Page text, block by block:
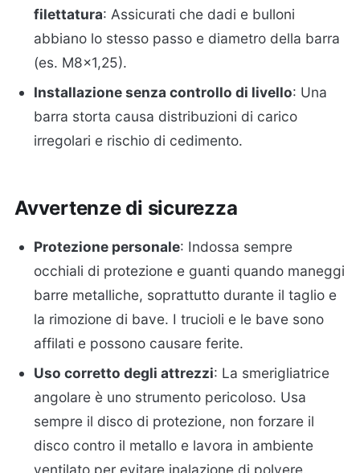
filettatura: Assicurati che dadi e bulloni
abbiano lo stesso passo e diametro della barra
(es. M8x1,25).
Installazione senza controllo di livello: Una
barra storta causa distribuzioni di carico
irregolari e rischio di cedimento.
Avvertenze di sicurezza
Protezione personale: Indossa sempre
occhiali di protezione e guanti quando maneggi
barre metalliche, soprattutto durante il taglio e
la rimozione di bave. I trucioli e le bave sono
affilati e possono causare ferite.
Uso corretto degli attrezzi: La smerigliatrice
angolare è uno strumento pericoloso. Usa
sempre il disco di protezione, non forzare il
disco contro il metallo e lavora in ambiente
ventilato per evitare inalazione di polvere.